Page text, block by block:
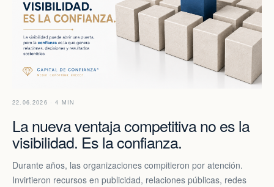
22.06.2026 · 4 MIN
La nueva ventaja competitiva no es la
visibilidad. Es la confianza.
Durante años, las organizaciones compitieron por atención.
Invirtieron recursos en publicidad, relaciones públicas, redes